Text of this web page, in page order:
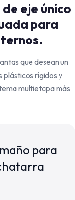
eje único
para
que desean un
plásticos rígidos y
multietapa más
para